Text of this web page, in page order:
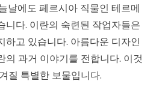
날에도 페르시아 직물인 테르메
니다. 이란의 숙련된 작업자들은
하고 있습니다. 아름다운 디자인
의 과거 이야기를 전합니다. 이것
질 특별한 보물입니다.